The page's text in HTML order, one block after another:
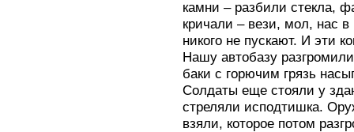
камни – разбили
кричали – вези, мол, нас
никого не пускают. И эти
Нашу автобазу
баки с горючим грязь
Солдаты еще стояли у
стреляли исподтишка.
взяли, которое потом